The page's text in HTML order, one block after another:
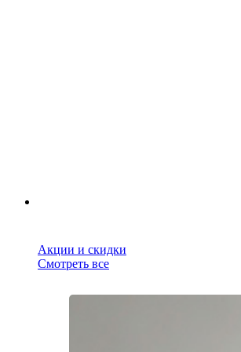
Акции и скидки
Смотреть все